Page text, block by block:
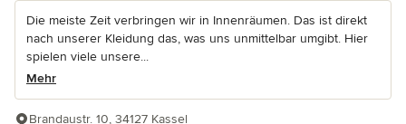
Die meiste Zeit verbringen wir in Innenräumen. Das ist direkt
nach unserer Kleidung das, was uns unmittelbar umgibt. Hier
spielen viele unsere...
Mehr
Brandaustr. 10, 34127 Kassel